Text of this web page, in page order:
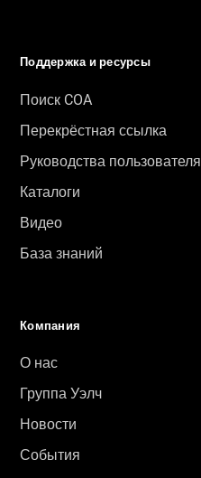
Поддержка и ресурсы
Поиск COA
Перекрёстная ссылка
Руководства пользователя
Каталоги
Видео
База знаний
Компания
О нас
Группа Уэлч
Новости
События